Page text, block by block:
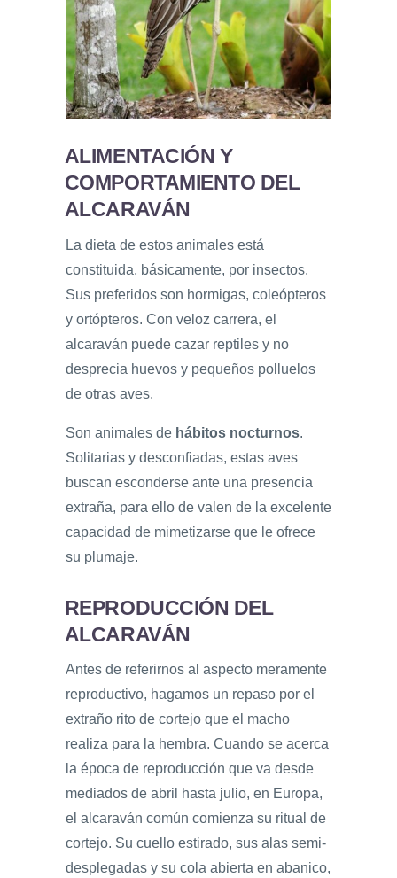
ALIMENTACIÓN Y
COMPORTAMIENTO DEL
ALCARAVÁN
La dieta de estos animales está
constituida, básicamente, por insectos.
Sus preferidos son hormigas, coleópteros
y ortópteros. Con veloz carrera, el
alcaraván puede cazar reptiles y no
desprecia huevos y pequeños polluelos
de otras aves.
Son animales de hábitos nocturnos.
Solitarias y desconfiadas, estas aves
buscan esconderse ante una presencia
extraña, para ello de valen de la excelente
capacidad de mimetizarse que le ofrece
su plumaje.
REPRODUCCIÓN DEL
ALCARAVÁN
Antes de referirnos al aspecto meramente
reproductivo, hagamos un repaso por el
extraño rito de cortejo que el macho
realiza para la hembra. Cuando se acerca
la época de reproducción que va desde
mediados de abril hasta julio, en Europa,
el alcaraván común comienza su ritual de
cortejo. Su cuello estirado, sus alas semi-
desplegadas y su cola abierta en abanico,